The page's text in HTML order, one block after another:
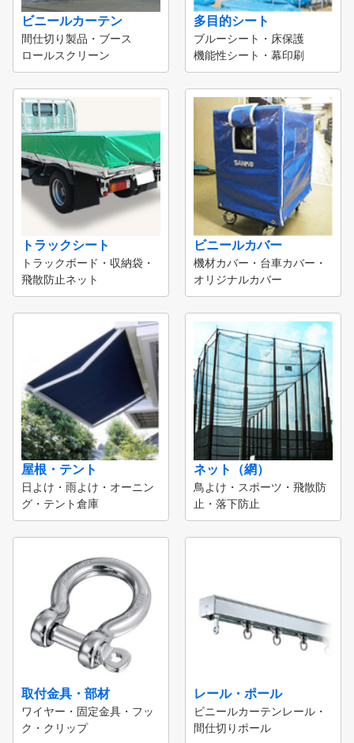
ビニールカーテン
間仕切り製品・ブース
ロールスクリーン
多目的シート
ブルーシート・床保護
機能性シート・幕印刷
トラックシート
トラックボード・収納袋・
飛散防止ネット
ビニールカバー
機材カバー・台車カバー・
オリジナルカバー
屋根・テント
日よけ・雨よけ・オーニン
グ・テント倉庫
ネット（網）
鳥よけ・スポーツ・飛散防
止・落下防止
取付金具・部材
ワイヤー・固定金具・フッ
ク・クリップ
レール・ポール
ビニールカーテンレール・
間仕切りポール